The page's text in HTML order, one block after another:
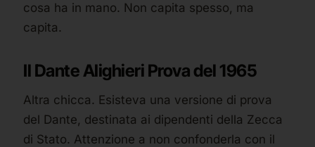
cosa ha in mano. Non capita spesso, ma
capita.
Il Dante Alighieri Prova del 1965
Altra chicca. Esisteva una versione di prova
del Dante, destinata ai dipendenti della Zecca
di Stato. Attenzione a non confonderla con il